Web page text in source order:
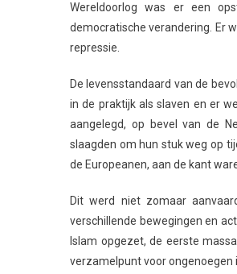
Wereldoorlog was er een
democratische verandering. Er
repressie.
De levensstandaard van de
in de praktijk als slaven en er
aangelegd, op bevel van de
slaagden om hun stuk weg op
de Europeanen, aan de kant
Dit werd niet zomaar
verschillende bewegingen en
Islam opgezet, de eerste
verzamelpunt voor ongenoegen